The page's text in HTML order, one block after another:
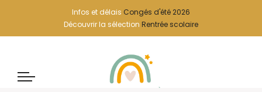
Infos et délais Congés d'été 2026
Découvrir la sélection Rentrée scolaire